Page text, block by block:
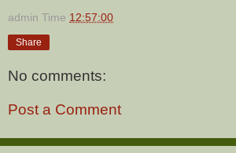
admin Time 12:57:00
Share
No comments:
Post a Comment